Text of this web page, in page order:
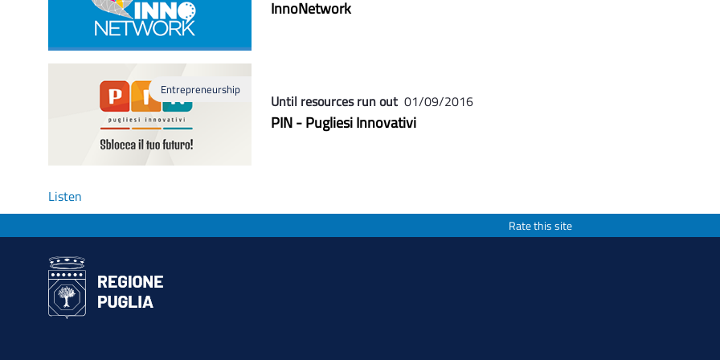
InnoNetwork
Entrepreneurship
Until resources run out 01/09/2016
PIN - Pugliesi Innovativi
Listen
Rate this site